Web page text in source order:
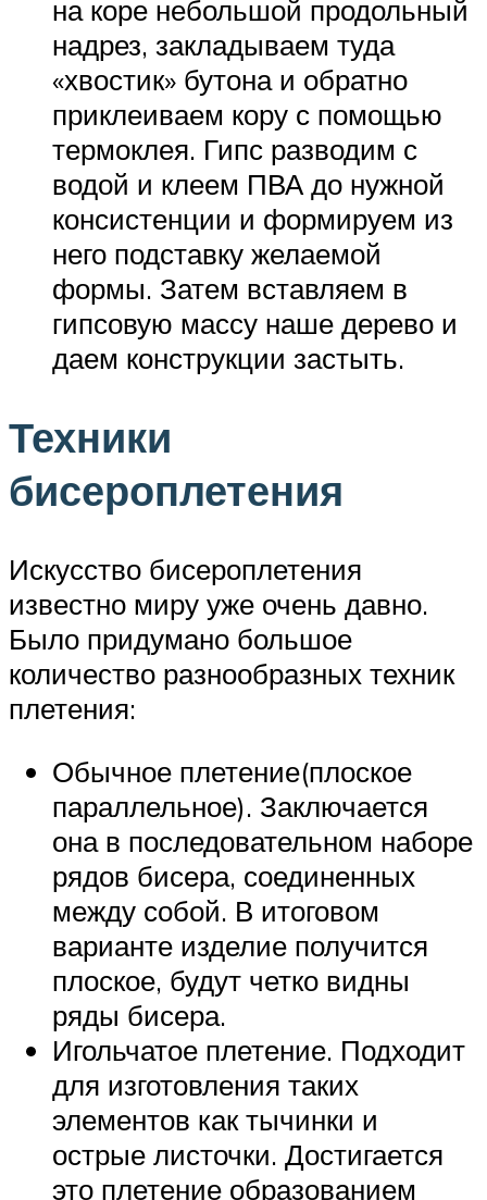
на коре небольшой продольный
надрез, закладываем туда
«хвостик» бутона и обратно
приклеиваем кору с помощью
термоклея. Гипс разводим с
водой и клеем ПВА до нужной
консистенции и формируем из
него подставку желаемой
формы. Затем вставляем в
гипсовую массу наше дерево и
даем конструкции застыть.
Техники
бисероплетения
Искусство бисероплетения
известно миру уже очень давно.
Было придумано большое
количество разнообразных техник
плетения:
Обычное плетение(плоское
параллельное). Заключается
она в последовательном наборе
рядов бисера, соединенных
между собой. В итоговом
варианте изделие получится
плоское, будут четко видны
ряды бисера.
Игольчатое плетение. Подходит
для изготовления таких
элементов как тычинки и
острые листочки. Достигается
это плетение образованием